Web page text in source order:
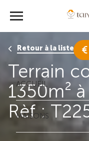
ACCUEIL
MAISONS
Retour à la liste
Terrain
1350m²
Rèf :